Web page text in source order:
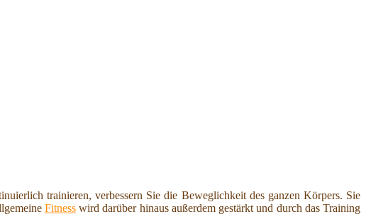
trainieren, verbessern Sie die Beweglichkeit des ganzen Körpers. Sie
Fitnesswird darüber hinaus außerdem gestärkt und durch das Training